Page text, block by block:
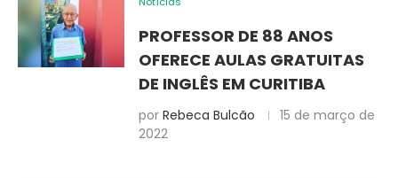
PROFESSOR DE 88 ANOS
OFERECE AULAS GRATUITAS
DE INGLÊS EM CURITIBA
por Rebeca Bulcão
15 de março de
2022